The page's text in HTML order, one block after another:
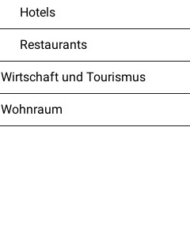
Hotels
Restaurants
Wirtschaft und Tourismus
Wohnraum